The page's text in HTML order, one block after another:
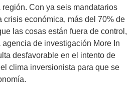
Con ya seis mandatarios
crisis económica, más del 70% de
las cosas están fuera de control,
de investigación More In
desfavorable en el intento de
clima inversionista para que se